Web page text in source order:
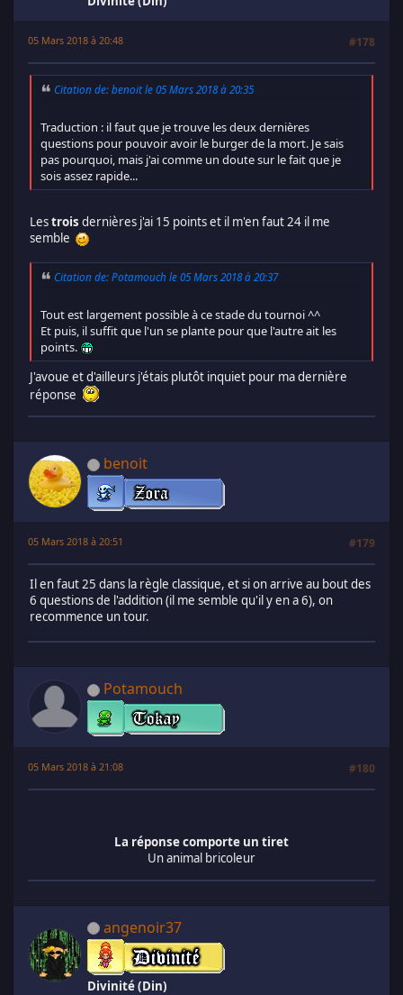
05 Mars 2018 à 20:48 #178
Citation de: benoit le 05 Mars 2018 à 20:35
Traduction : il faut que je trouve les deux dernières
questions pour pouvoir avoir le burger de la mort. Je sais
pas pourquoi, mais j'ai comme un doute sur le fait que je
sois assez rapide...
Lestrois dernières j'ai 15 points et il m'en faut 24 il me
semble
Citation de: Potamouch le 05 Mars 2018 à 20:37
Tout est largement possible à ce stade du tournoi ^^
Et puis, il suffit que l'un se plante pour que l'autre ait les
points.
J'avoue et d'ailleurs j'étais plutôt inquiet pour ma dernière
réponse
benoit
05 Mars 2018 à 20:51 #179
Il en faut 25 dans la règle classique, et si on arrive au bout des
6 questions de l'addition (il me semble qu'il y en a 6), on
recommence un tour.
Potamouch
05 Mars 2018 à 21:08 #180
La réponse comporte un tiret
Un animal bricoleur
angenoir37
Divinité (Din)